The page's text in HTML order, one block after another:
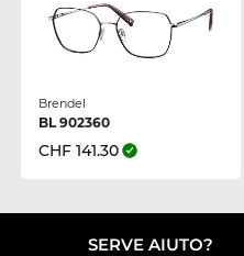
Brendel
BL 902360
CHF 141.30
SERVE AIUTO?